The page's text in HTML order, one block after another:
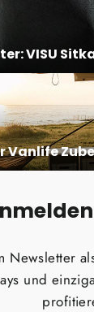
VISU
Vanlife
Newsletter
und